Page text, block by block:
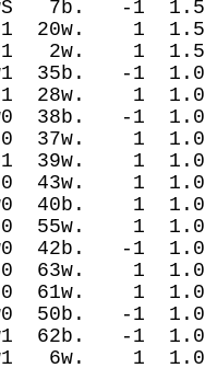
7b. -1 1.5
20w. 1 1.5
2w. 1 1.5
35b. -1 1.0
28w. 1 1.0
-1 1.0
37w. 1 1.0
1 1.0
43w. 1 1.0
40b. 1 1.0
1 1.0
-1 1.0
63w. 1 1.0
61w. 1 1.0
-1 1.0
62b. -1 1.0
6w. 1 1.0